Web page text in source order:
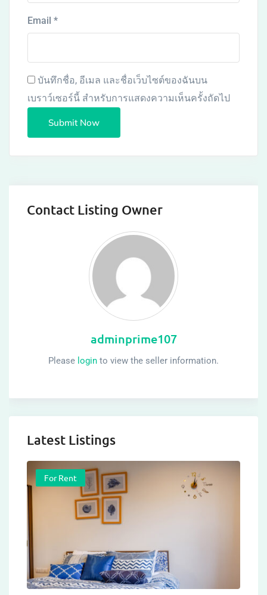
Email *
บันทึกชื่อ, อีเมล และชื่อเว็บไซต์ของฉันบน
เบราว์เซอร์นี้ สำหรับการแสดงความเห็นครั้งถัดไป
Contact Listing Owner
adminprime107
Please login to view the seller information.
Latest Listings
For Rent